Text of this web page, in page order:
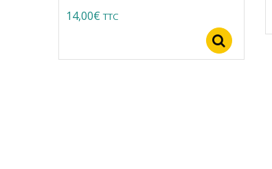
14,00€ TTC